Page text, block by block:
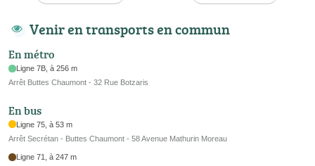
Venir en transports en commun
En métro
Ligne 7B, à 256 m
Arrêt Buttes Chaumont - 32 Rue Botzaris
En bus
Ligne 75, à 53 m
Arrêt Secrétan - Buttes Chaumont - 58 Avenue Mathurin Moreau
Ligne 71, à 247 m